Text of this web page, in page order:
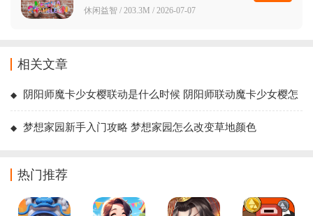
休闲益智 / 203.3M / 2026-07-07
相关文章
阴阳师魔卡少女樱联动是什么时候 阴阳师联动魔卡少女樱怎
梦想家园新手入门攻略 梦想家园怎么改变草地颜色
热门推荐